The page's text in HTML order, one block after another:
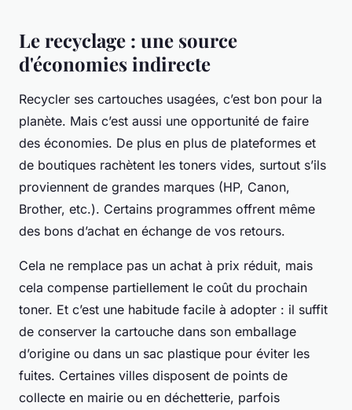
Le recyclage : une source
d'économies indirecte
Recycler ses cartouches usagées, c’est bon pour la
planète. Mais c’est aussi une opportunité de faire
des économies. De plus en plus de plateformes et
de boutiques rachètent les toners vides, surtout s’ils
proviennent de grandes marques (HP, Canon,
Brother, etc.). Certains programmes offrent même
des bons d’achat en échange de vos retours.
Cela ne remplace pas un achat à prix réduit, mais
cela compense partiellement le coût du prochain
toner. Et c’est une habitude facile à adopter : il suffit
de conserver la cartouche dans son emballage
d’origine ou dans un sac plastique pour éviter les
fuites. Certaines villes disposent de points de
collecte en mairie ou en déchetterie, parfois